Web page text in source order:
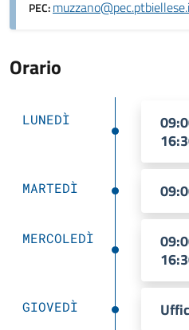
PEC:
Orario
LUNEDÌ
MARTEDÌ
MERCOLEDÌ
GIOVEDÌ